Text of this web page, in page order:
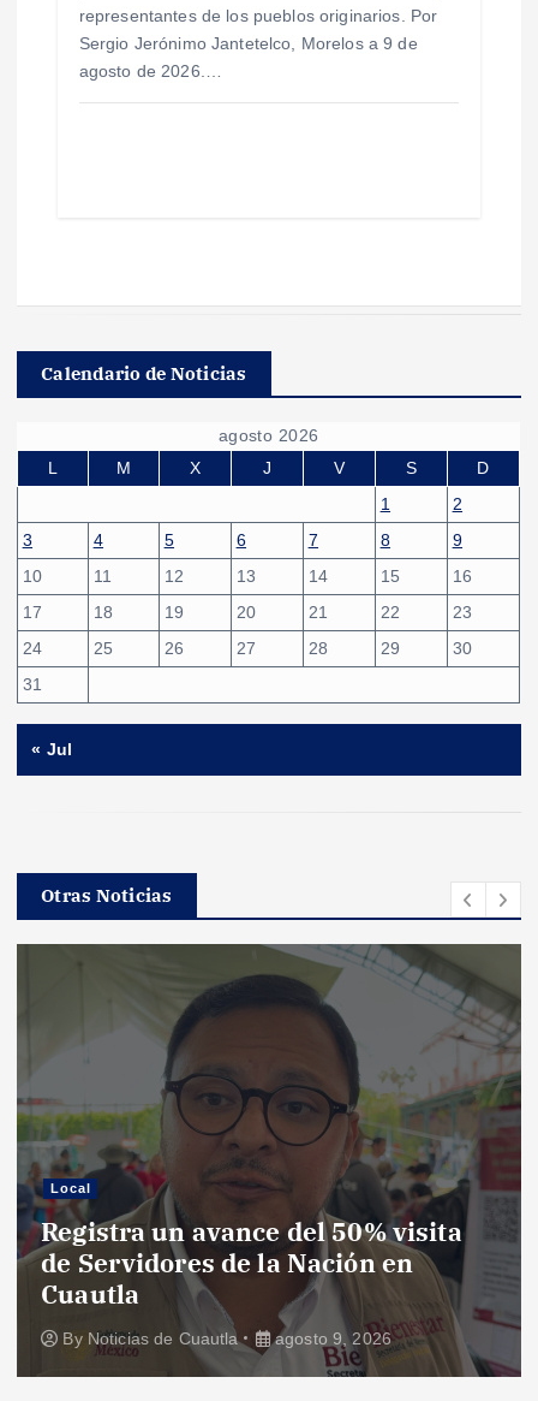
representantes de los pueblos originarios. Por
Sergio Jerónimo Jantetelco, Morelos a 9 de
agosto de 2026.…
Calendario de Noticias
agosto 2026
L
M X J V S
D
1
2
3
4 5 6 7 8
9
10
11 12 13 14 15
16
17
18 19 20 21 22
23
24
25 26 27 28 29
30
31
« Jul
Otras Noticias
Local
Registra un avance del 50% visita
de Servidores de la Nación en
Cuautla
By Noticias de Cuautla agosto 9, 2026